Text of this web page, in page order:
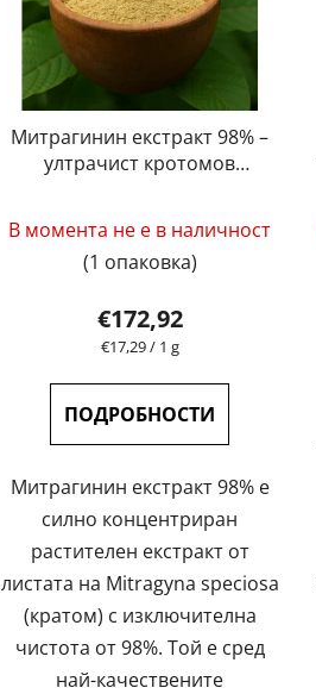
Митрагинин екстракт 98% –
ултрачист кротомов
оценка
на
продукта
е
от
В момента не е в наличност
(1 опаковка)
€172,92
Измерване
цената:
€17,29 / 1 g
ПОДРОБНОСТИ
Митрагинин екстракт 98% е
силно концентриран
растителен екстракт от
листата на Mitragyna speciosa
(кратом) с изключителна
чистота от 98%. Той е сред
най-качествените